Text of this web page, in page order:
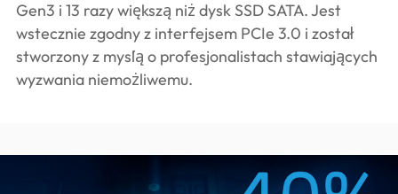
Gen3 i 13 razy większą niż dysk SSD SATA. Jest
wstecznie zgodny z interfejsem PCIe 3.0 i został
stworzony z myślą o profesjonalistach stawiających
wyzwania niemożliwemu.